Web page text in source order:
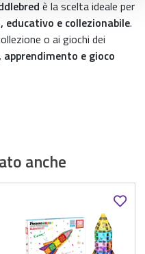
è la scelta ideale per
e collezionabile.
o ai giochi dei
e gioco
anche